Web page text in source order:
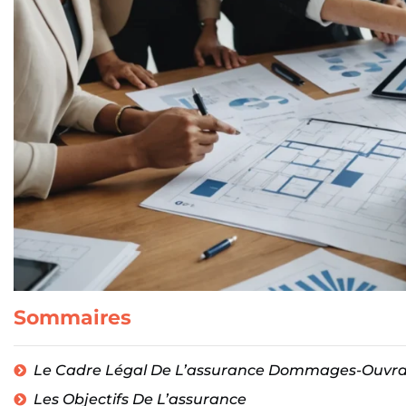
Sommaires
Le Cadre Légal De L’assurance Dommages-
Les Objectifs De L’assurance